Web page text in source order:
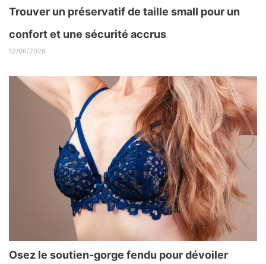
Trouver un préservatif de taille small pour un
confort et une sécurité accrus
12/06/2026
Osez le soutien-gorge fendu pour dévoiler